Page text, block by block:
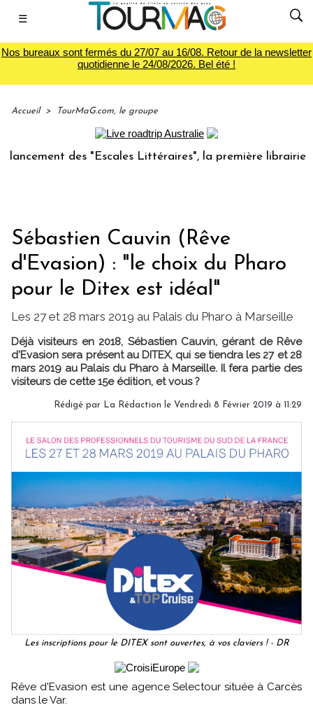
☰
Nos bureaux sont fermés du 27/07 au 16/08. Retour de la newsletter
quotidienne le 24/08/2026. Bel été !
Accueil > TourMaG.com, le groupe
des "Escales Littéraires", la première librairie du
Sébastien Cauvin (Rêve
d'Evasion) : "le choix du Pharo
pour le Ditex est idéal"
Les 27 et 28 mars 2019 au Palais du Pharo à Marseille
Déjà visiteurs en 2018, Sébastien Cauvin, gérant de Rêve
d'Evasion sera présent au DITEX, qui se tiendra les 27 et 28
mars 2019 au Palais du Pharo à Marseille. Il fera partie des
visiteurs de cette 15e édition, et vous ?
Rédigé par La Rédaction le Vendredi 8 Février 2019 à 11:29
Les inscriptions pour le DITEX sont ouvertes, à vos claviers ! - DR
Rêve d'Evasion est une agence Selectour située à Carcès
dans le Var.